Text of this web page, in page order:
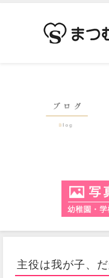
主役は我が子、